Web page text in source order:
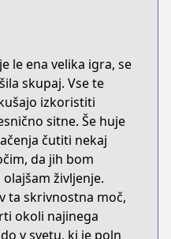
le ena velika igra, se
skupaj. Vse te
izkoristiti
sitne. Še huje
čutiti nekaj
da jih bom
življenje.
ta skrivnostna moč,
okoli najinega
v svetu, ki je poln